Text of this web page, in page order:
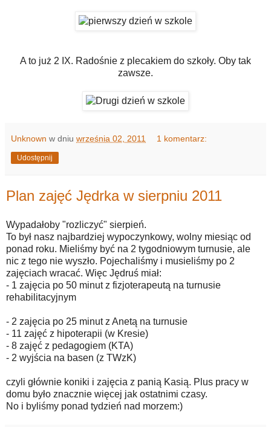
A to już 2 IX. Radośnie z plecakiem do szkoły. Oby tak
zawsze.
Unknown w dniu września 02, 2011 1 komentarz:
Udostępnij
Plan zajęć Jędrka w sierpniu 2011
Wypadałoby "rozliczyć" sierpień.
To był nasz najbardziej wypoczynkowy, wolny miesiąc od
ponad roku. Mieliśmy być na 2 tygodniowym turnusie, ale
nic z tego nie wyszło. Pojechaliśmy i musieliśmy po 2
zajęciach wracać. Więc Jędruś miał:
- 1 zajęcia po 50 minut z fizjoterapeutą na turnusie
rehabilitacyjnym
- 2 zajęcia po 25 minut z Anetą na turnusie
- 11 zajęć z hipoterapii (w Kresie)
- 8 zajęć z pedagogiem (KTA)
- 2 wyjścia na basen (z TWzK)
czyli głównie koniki i zajęcia z panią Kasią. Plus pracy w
domu było znacznie więcej jak ostatnimi czasy.
No i byliśmy ponad tydzień nad morzem:)